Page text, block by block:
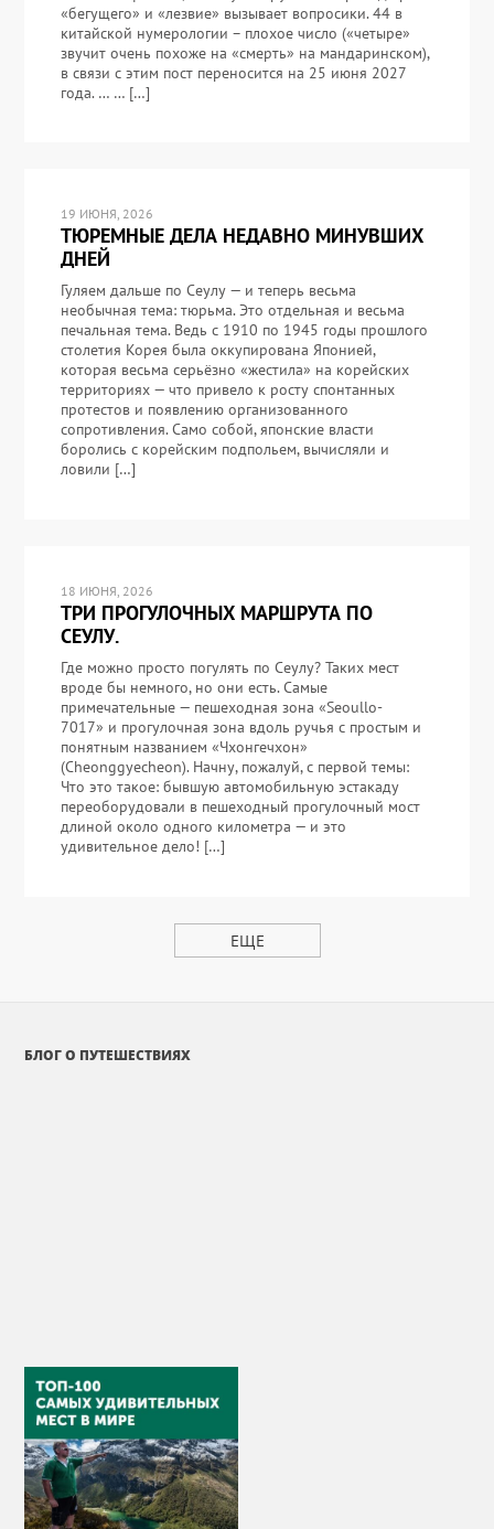
«бегущего» и «лезвие» вызывает вопросики. 44 в
китайской нумерологии – плохое число («четыре»
звучит очень похоже на «смерть» на мандаринском),
в связи с этим пост переносится на 25 июня 2027
года. … … […]
19 ИЮНЯ, 2026
ТЮРЕМНЫЕ ДЕЛА НЕДАВНО МИНУВШИХ
ДНЕЙ
Гуляем дальше по Сеулу — и теперь весьма
необычная тема: тюрьма. Это отдельная и весьма
печальная тема. Ведь с 1910 по 1945 годы прошлого
столетия Корея была оккупирована Японией,
которая весьма серьёзно «жестила» на корейских
территориях — что привело к росту спонтанных
протестов и появлению организованного
сопротивления. Само собой, японские власти
боролись с корейским подпольем, вычисляли и
ловили […]
18 ИЮНЯ, 2026
ТРИ ПРОГУЛОЧНЫХ МАРШРУТА ПО
СЕУЛУ.
Где можно просто погулять по Сеулу? Таких мест
вроде бы немного, но они есть. Самые
примечательные — пешеходная зона «Seoullo-
7017» и прогулочная зона вдоль ручья с простым и
понятным названием «Чхонгечхон»
(Cheonggyecheon). Начну, пожалуй, с первой темы:
Что это такое: бывшую автомобильную эстакаду
переоборудовали в пешеходный прогулочный мост
длиной около одного километра — и это
удивительное дело! […]
ЕЩЕ
БЛОГ О ПУТЕШЕСТВИЯХ